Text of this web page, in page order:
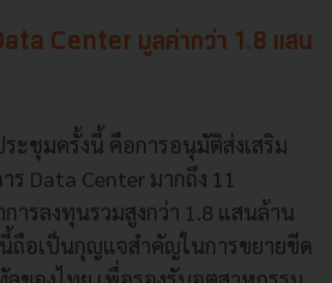
Center มูลค่ากว่า 1.8 แสน
ะชุมครั้งนี้ คือการอนุมัติส่งเสริม
ร Data Center มากถึง 11
ารลงทุนรวมสูงกว่า 1.8 แสนล้าน
ถือเป็นกุญแจสำคัญในการขยายขีด